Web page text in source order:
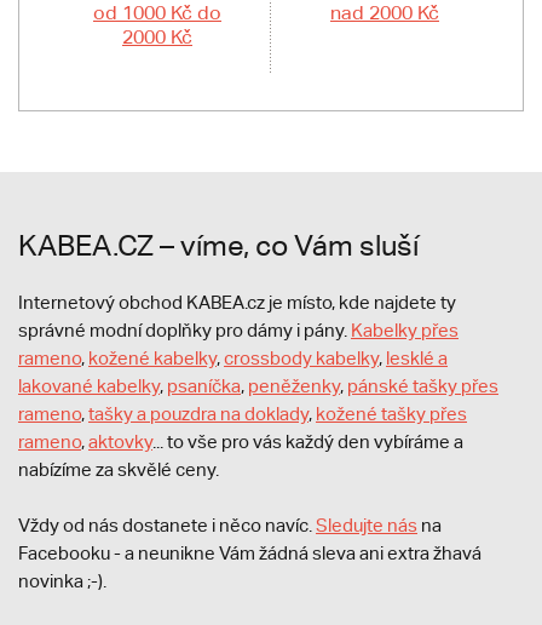
od 1000 Kč do
2000 Kč
nad 2000 Kč
KABEA.CZ – víme, co Vám sluší
Internetový obchod KABEA.cz je místo, kde najdete ty
správné modní doplňky pro dámy i pány. Kabelky přes
rameno, kožené kabelky,crossbody kabelky, lesklé a
lakované kabelky, psaníčka, peněženky, pánské tašky přes
rameno,tašky a pouzdra na doklady, kožené tašky přes
rameno,aktovky... to vše pro vás každý den vybíráme a
nabízíme za skvělé ceny.
Vždy od nás dostanete i něco navíc. Sledujte nás na
Facebooku - a neunikne Vám žádná sleva ani extra žhavá
novinka ;-).